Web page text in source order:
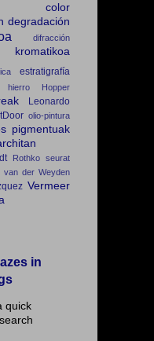
color
degradación
difracción
estratigrafía
hierro Hopper
Leonardo
olio-pintura
pigmentuak
Rothko seurat
van der Weyden
Vermeer
in
quick